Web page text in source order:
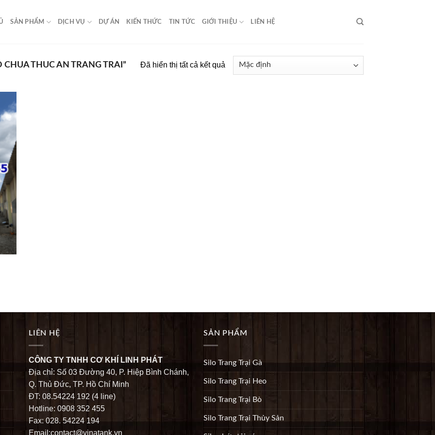
SẢN PHẨM DỊCH VỤ DỰ ÁN KIẾN THỨC TIN TỨC GIỚI THIỆU LIÊN HỆ
CHUA THUC AN TRANG TRAI” Đã hiển thị tất cả kết quả
LIÊN HỆ
CÔNG TY TNHH CƠ KHÍ LINH PHÁT
Địa chỉ: Số 03 Đường 40, P. Hiệp Bình Chánh,
Q. Thủ Đức, TP. Hồ Chí Minh
ĐT: 08.54224 192 (4 line)
Hotline: 0908 352 455
Fax: 028. 54224 194
Email:contact@vinatank.vn
SẢN PHẨM
Silo Trang Trại Gà
Silo Trang Trại Heo
Silo Trang Trại Bò
Silo Trang Trại Thủy Sản